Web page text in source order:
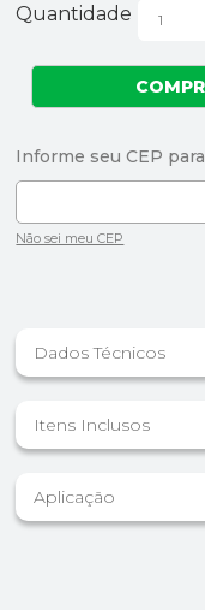
Quantidade
Dados Técnicos
Itens Inclusos
Aplicação